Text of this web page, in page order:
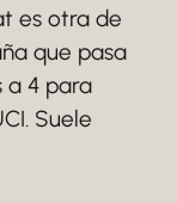
es otra de
que pasa
a 4 para
Suele